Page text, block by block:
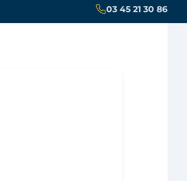
03 45 21 30 86